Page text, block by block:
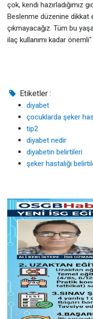
çok, kendi hazırladığımız
Beslenme düzenine dikkat
çıkmayacağız. Tüm bu
ilaç kullanımı kadar önemli"
Etiketler :
diyabet
çocuklarda şeker
tip2
diyabet nedir
diyabetin belirtileri
şeker hastalığı